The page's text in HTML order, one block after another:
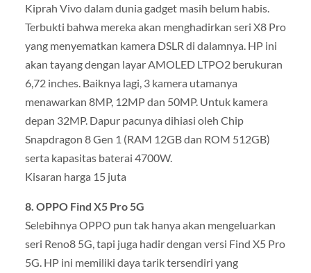
Kiprah Vivo dalam dunia gadget masih belum habis.
Terbukti bahwa mereka akan menghadirkan seri X8 Pro
yang menyematkan kamera DSLR di dalamnya. HP ini
akan tayang dengan layar AMOLED LTPO2 berukuran
6,72 inches. Baiknya lagi, 3 kamera utamanya
menawarkan 8MP, 12MP dan 50MP. Untuk kamera
depan 32MP. Dapur pacunya dihiasi oleh Chip
Snapdragon 8 Gen 1 (RAM 12GB dan ROM 512GB)
serta kapasitas baterai 4700W.
Kisaran harga 15 juta
8. OPPO Find X5 Pro 5G
Selebihnya OPPO pun tak hanya akan mengeluarkan
seri Reno8 5G, tapi juga hadir dengan versi Find X5 Pro
5G. HP ini memiliki daya tarik tersendiri yang